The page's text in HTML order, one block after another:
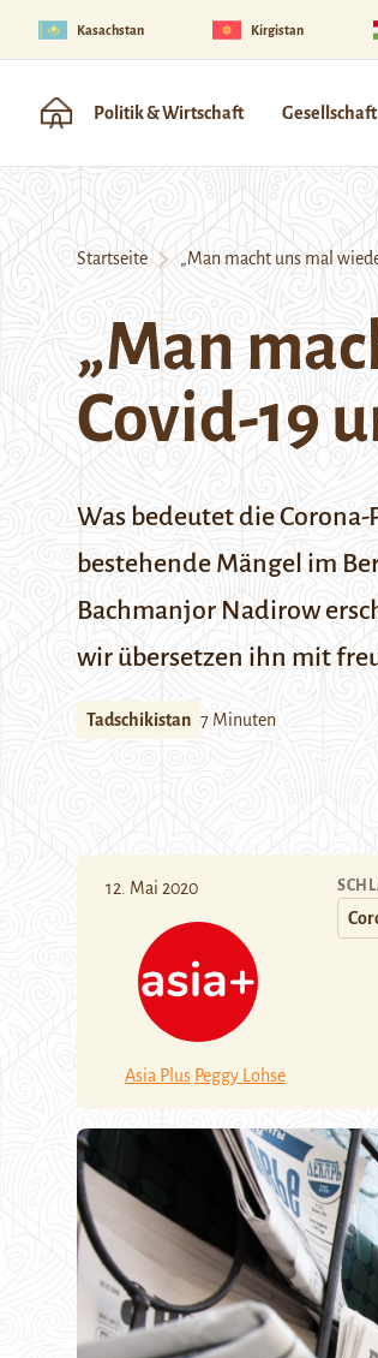
Kasachstan Kirgistan
Politik & Wirtschaft
Startseite „Man macht uns mal
„Man
Covid-19
Was bedeutet die
bestehende Mängel im
Bachmanjor Nadirow
wir übersetzen ihn mit
Tadschikistan 7 Minuten
12. Mai 2020
Asia Plus Peggy Lohse